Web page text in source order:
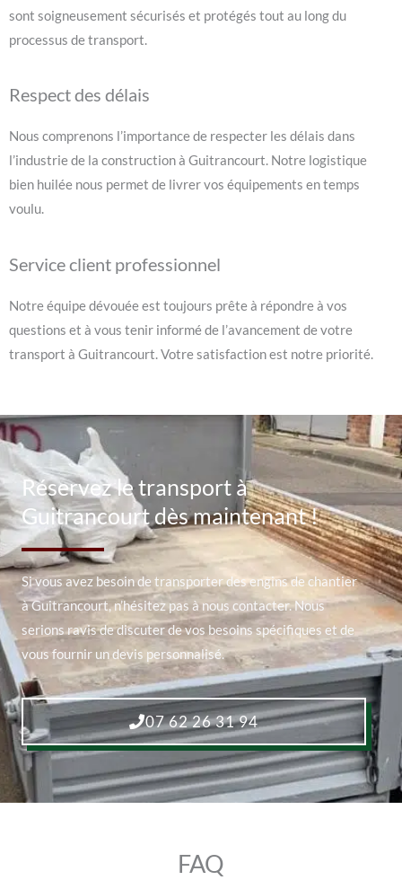
sont soigneusement sécurisés et protégés tout au long du
processus de transport.
Respect des délais
Nous comprenons l’importance de respecter les délais dans
l’industrie de la construction à Guitrancourt. Notre logistique
bien huilée nous permet de livrer vos équipements en temps
voulu.
Service client professionnel
Notre équipe dévouée est toujours prête à répondre à vos
questions et à vous tenir informé de l’avancement de votre
transport à Guitrancourt. Votre satisfaction est notre priorité.
Réservez le transport à
Guitrancourt dès maintenant !
Si vous avez besoin de transporter des engins de chantier
à Guitrancourt, n’hésitez pas à nous contacter. Nous
serions ravis de discuter de vos besoins spécifiques et de
vous fournir un devis personnalisé.
07 62 26 31 94
FAQ